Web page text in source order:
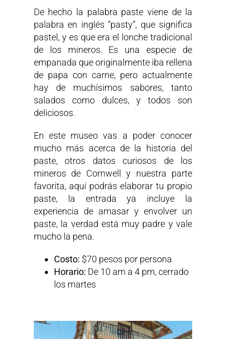
De hecho la palabra paste viene de la
palabra en inglés “pasty”, que significa
pastel, y es que era el lonche tradicional
de los mineros. Es una especie de
empanada que originalmente iba rellena
de papa con carne, pero actualmente
hay de muchísimos sabores, tanto
salados como dulces, y todos son
deliciosos.
En este museo vas a poder conocer
mucho más acerca de la historia del
paste, otros datos curiosos de los
mineros de Cornwell y nuestra parte
favorita, aquí podrás elaborar tu propio
paste, la entrada ya incluye la
experiencia de amasar y envolver un
paste, la verdad está muy padre y vale
mucho la pena.
Costo: $70 pesos por persona
Horario: De 10 am a 4 pm, cerrado
los martes